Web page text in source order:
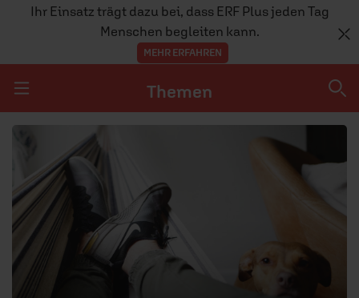
Ihr Einsatz trägt dazu bei, dass ERF Plus jeden Tag
Menschen begleiten kann.
MEHR ERFAHREN
Navigation überspringen
Themen
Themen
DOSSIERS
GLAUBE
MENSCHEN